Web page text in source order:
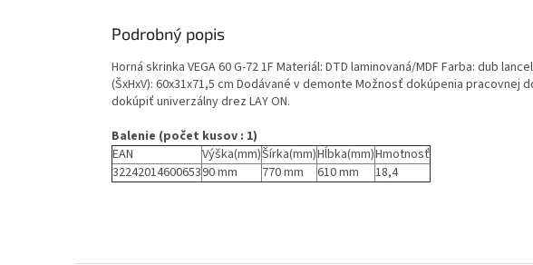
Podrobný popis
Horná skrinka VEGA 60 G-72 1F Materiál: DTD laminovaná/MDF Farba: dub
(ŠxHxV): 60x31x71,5 cm Dodávané v demonte Možnosť dokúpenia pracovnej
dokúpiť univerzálny drez LAY ON.
Balenie (počet kusov : 1)
EAN
Výška(mm)Šírka(mm)Hĺbka(mm)Hmotnosť
3224201460065390 mm 770 mm 610 mm 18,4